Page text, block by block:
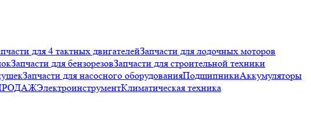
для 4 тактных двигателейЗапчасти для лодочных моторов
Запчасти для бензорезовЗапчасти для строительной техники
Запчасти для насосного оборудованияПодшипникиАккумуляторы
ЭлектроинструментКлиматическая техника